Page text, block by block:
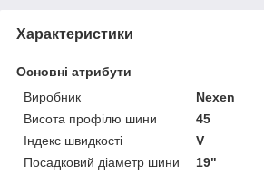
Характеристики
Основні атрибути
Виробник
Nexen
Висота профілю шини
45
Індекс швидкості
V
Посадковий діаметр шини
19"